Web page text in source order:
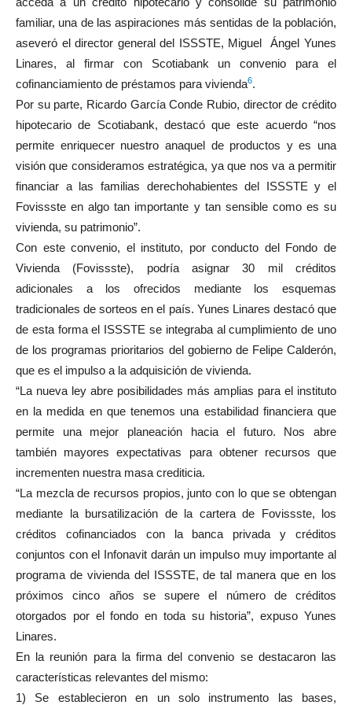
familiar, una de las aspiraciones más sentidas de la población,
aseveró el director general del ISSSTE, Miguel Ángel Yunes
Linares, al firmar con Scotiabank un convenio para el
cofinanciamiento de préstamos para vivienda6.
Por su parte, Ricardo García Conde Rubio, director de crédito
hipotecario de Scotiabank, destacó que este acuerdo “nos
permite enriquecer nuestro anaquel de productos y es una
visión que consideramos estratégica, ya que nos va a permitir
financiar a las familias derechohabientes del ISSSTE y el
Fovissste en algo tan importante y tan sensible como es su
vivienda, su patrimonio”.
Con este convenio, el instituto, por conducto del Fondo de
Vivienda (Fovissste), podría asignar 30 mil créditos
adicionales a los ofrecidos mediante los esquemas
tradicionales de sorteos en el país. Yunes Linares destacó que
de esta forma el ISSSTE se integraba al cumplimiento de uno
de los programas prioritarios del gobierno de Felipe Calderón,
que es el impulso a la adquisición de vivienda.
“La nueva ley abre posibilidades más amplias para el instituto
en la medida en que tenemos una estabilidad financiera que
permite una mejor planeación hacia el futuro. Nos abre
también mayores expectativas para obtener recursos que
incrementen nuestra masa crediticia.
“La mezcla de recursos propios, junto con lo que se obtengan
mediante la bursatilización de la cartera de Fovissste, los
créditos cofinanciados con la banca privada y créditos
conjuntos con el Infonavit darán un impulso muy importante al
programa de vivienda del ISSSTE, de tal manera que en los
próximos cinco años se supere el número de créditos
otorgados por el fondo en toda su historia”, expuso Yunes
Linares.
En la reunión para la firma del convenio se destacaron las
características relevantes del mismo:
1) Se establecieron en un solo instrumento las bases,